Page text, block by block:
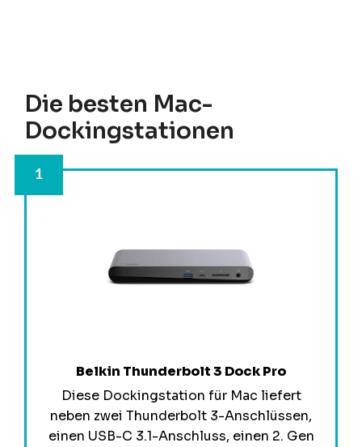
Die besten Mac-
Dockingstationen
Belkin Thunderbolt 3 Dock Pro
Diese Dockingstation für Mac liefert
neben zwei Thunderbolt 3-Anschlüssen,
einen USB-C 3.1-Anschluss, einen 2. Gen